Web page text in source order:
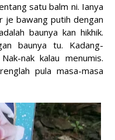
satu balm ni. Ianya
je bawang putih dengan
baunya kan hikhik.
baunya tu. Kadang-
nak kalau menumis.
pula masa-masa